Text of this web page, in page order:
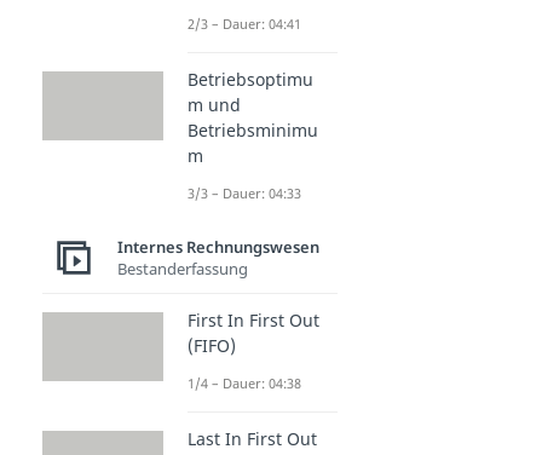
2/3 – Dauer: 04:41
Betriebsoptimu
m und
Betriebsminimu
m
3/3 – Dauer: 04:33
Internes Rechnungswesen
Bestanderfassung
First In First Out
(FIFO)
1/4 – Dauer: 04:38
Last In First Out